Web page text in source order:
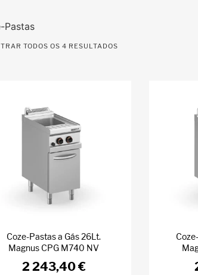
Pastas
TODOS OS 4 RESULTADOS
Coze-Pastas a Gás 26Lt.
Magnus CPG M740 NV
2 243,40€